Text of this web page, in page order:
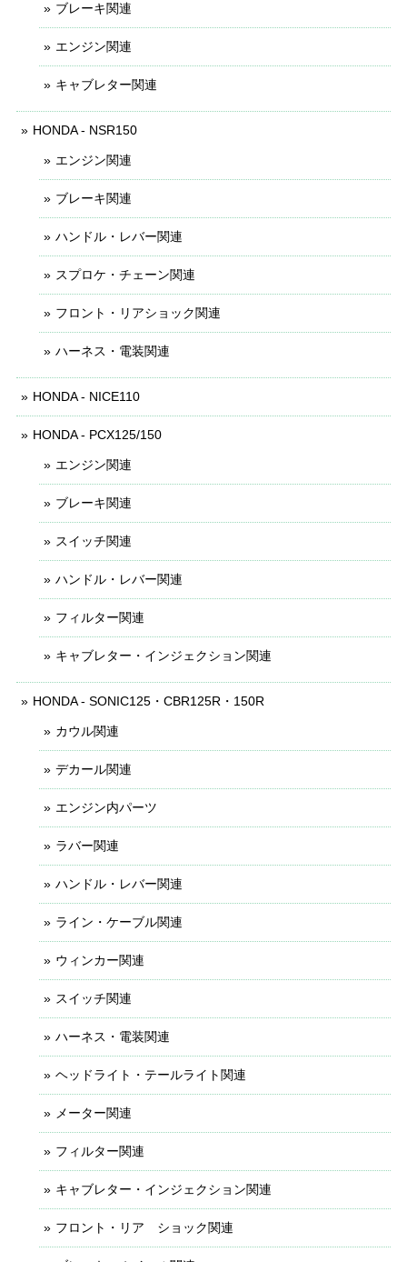
ブレーキ関連
エンジン関連
キャブレター関連
HONDA - NSR150
エンジン関連
ブレーキ関連
ハンドル・レバー関連
スプロケ・チェーン関連
フロント・リアショック関連
ハーネス・電装関連
HONDA - NICE110
HONDA - PCX125/150
エンジン関連
ブレーキ関連
スイッチ関連
ハンドル・レバー関連
フィルター関連
キャブレター・インジェクション関連
HONDA - SONIC125・CBR125R・150R
カウル関連
デカール関連
エンジン内パーツ
ラバー関連
ハンドル・レバー関連
ライン・ケーブル関連
ウィンカー関連
スイッチ関連
ハーネス・電装関連
ヘッドライト・テールライト関連
メーター関連
フィルター関連
キャブレター・インジェクション関連
フロント・リア ショック関連